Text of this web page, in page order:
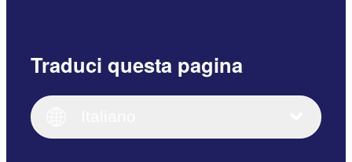
Traduci questa pagina